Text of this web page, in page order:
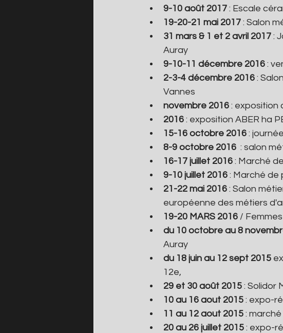
9-10 août 2017 : Escale
19-20-21 mai 2017 : Salon
31 mars & 1 et 2 avril 2017 :
Auray
9-10-11 décembre 2016 :
2-3-4 décembre 2016 :
Vannes
novembre 2016 : exposition
2016 : exposition ABER ha
15-16 octobre 2016 :
8-9 octobre 2016 : salon
16-17 juillet 2016 : Marché
9-10 juillet 2016 : Marché de
21-22 mai 2016 : Salon
européenne des métiers
19-20 MARS 2016 /
du 10 octobre au 8
Auray
du 18 juin au 12 sept 2015
12e,
29 et 30 août 2015 : Solidor
10 au 16 aout 2015 : expo-
11 au 12 aout 2015 :
20 au 26 juillet 2015 : expo-